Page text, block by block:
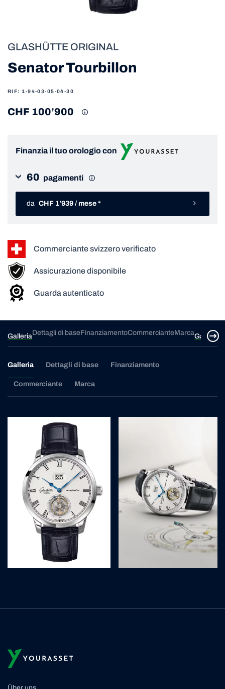
GLASHÜTTE ORIGINAL
Senator Tourbillon
RIF: 1-94-03-05-04-30
CHF 100’900
Finanzia il tuo orologio con
60 pagamenti
da CHF 1’939 / mese *
Commerciante svizzero verificato
Assicurazione disponibile
Guarda autenticato
GalleriaDettagli di baseFinanziamentoCommercianteMarcaGalleria
Galleria Dettagli di base Finanziamento
Commerciante Marca